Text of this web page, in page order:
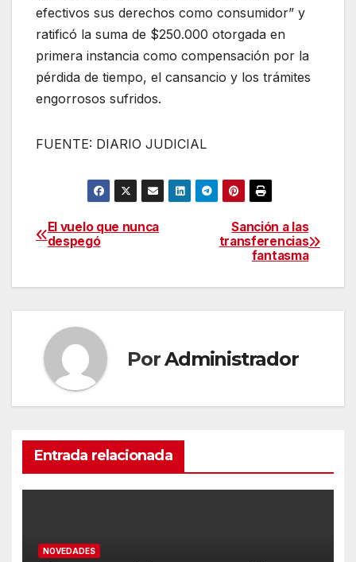
efectivos sus derechos como consumidor” y
ratificó la suma de $250.000 otorgada en
primera instancia como compensación por la
pérdida de tiempo, el cansancio y los trámites
engorrosos sufridos.
FUENTE: DIARIO JUDICIAL
Navegación
Sanción a las
transferencias
fantasma
El vuelo que nunca
despegó
PorAdministrador
Entrada relacionada
NOVEDADES